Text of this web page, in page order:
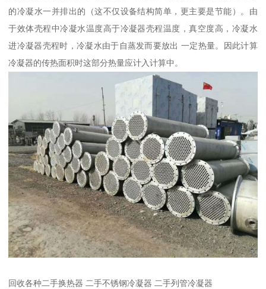
的冷凝水一并排出的（这不仅设备结构简单，更主要是节能）。由
于效体壳程中冷凝水温度高于冷凝器壳程温度，真空度高，冷凝水
进冷凝器壳程时，冷凝水由于自蒸发而要放出 一定热量。因此计算
冷凝器的传热面积时这部分热量应计入计算中。
回收各种二手换热器 二手不锈钢冷凝器 二手列管冷凝器